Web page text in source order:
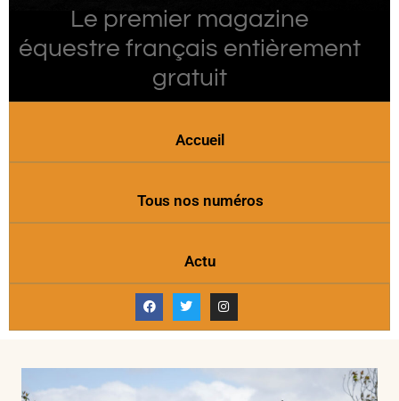
Le premier magazine
équestre français entièrement
gratuit
Accueil
Tous nos numéros
Actu